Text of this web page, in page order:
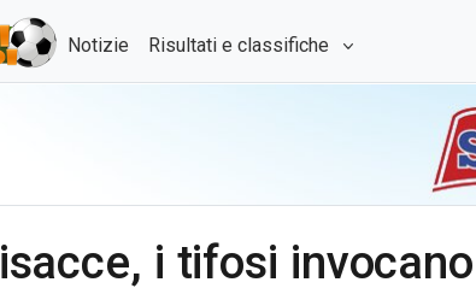
Notizie Risultati e classifiche
i tifosi